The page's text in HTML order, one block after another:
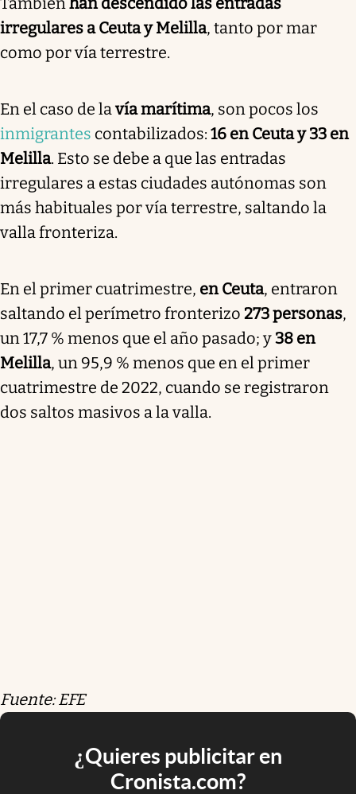
irregulares a Ceuta y Melilla, tanto por mar
como por vía terrestre.
En el caso de lavía marítima, son pocos los
inmigrantes contabilizados: 16 en Ceuta y 33 en
Melilla. Esto se debe a que las entradas
irregulares a estas ciudades autónomas son
más habituales por vía terrestre, saltando la
valla fronteriza.
En el primer cuatrimestre, en Ceuta, entraron
saltando el perímetro fronterizo 273 personas,
un 17,7 % menos que el año pasado; y38 en
Melilla, un 95,9 % menos que en el primer
cuatrimestre de 2022, cuando se registraron
dos saltos masivos a la valla.
Fuente: EFE
¿Quieres publicitar en
Cronista.com?